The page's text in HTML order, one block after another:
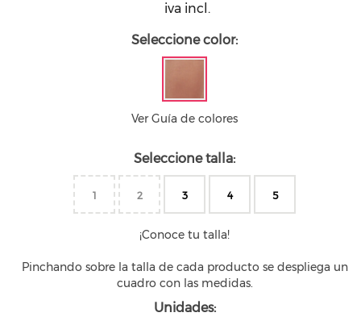
iva incl.
Seleccione color:
Ver Guía de colores
Seleccione talla:
1 2 3 4 5
¡Conoce tu talla!
Pinchando sobre la talla de cada producto se despliega un
cuadro con las medidas.
Unidades: